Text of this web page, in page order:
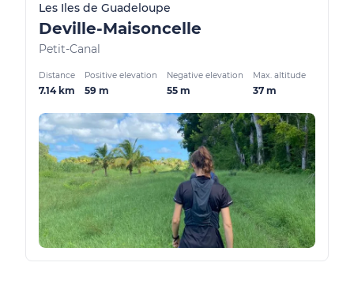
Les Iles de Guadeloupe
Deville-Maisoncelle
Petit-Canal
Distance
7.14 km
Positive elevation
59 m
Negative elevation
55 m
Max. altitude
37 m